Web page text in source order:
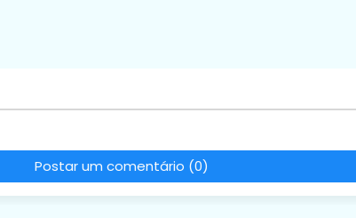
Postar um comentário (0)